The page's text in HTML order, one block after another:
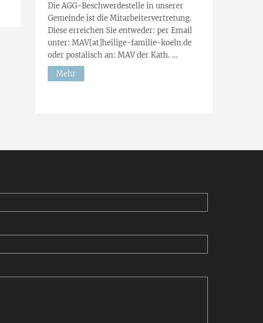
Die AGG-Beschwerdestelle in unserer
Gemeinde ist die Mitarbeitervertretung.
Diese erreichen Sie entweder: per Email
unter: MAV[at]heilige-familie-koeln.de
oder postalisch an: MAV der Kath. ...
Mehr